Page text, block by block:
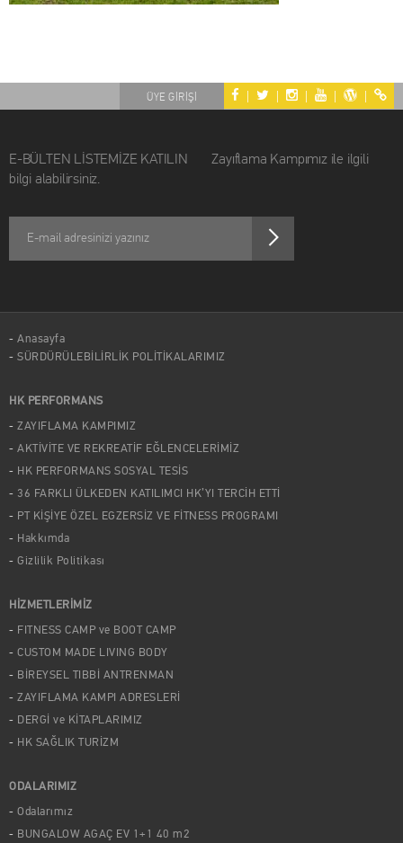
| | | | |
ÜYE GİRİŞİ
E-BÜLTEN LİSTEMİZE KATILIN Zayıflama Kampımız ile ilgili
bilgi alabilirsiniz.
Anasayfa
SÜRDÜRÜLEBİLİRLİK POLİTİKALARIMIZ
HK PERFORMANS
ZAYIFLAMA KAMPIMIZ
AKTİVİTE VE REKREATİF EĞLENCELERİMİZ
HK PERFORMANS SOSYAL TESİS
36 FARKLI ÜLKEDEN KATILIMCI HK’YI TERCİH ETTİ
PT KİŞİYE ÖZEL EGZERSİZ VE FİTNESS PROGRAMI
Hakkımda
Gizlilik Politikası
HİZMETLERİMİZ
FITNESS CAMP ve BOOT CAMP
CUSTOM MADE LIVING BODY
BİREYSEL TIBBİ ANTRENMAN
ZAYIFLAMA KAMPI ADRESLERİ
DERGİ ve KİTAPLARIMIZ
HK SAĞLIK TURİZM
ODALARIMIZ
Odalarımız
BUNGALOW AGAÇ EV 1+1 40 m2